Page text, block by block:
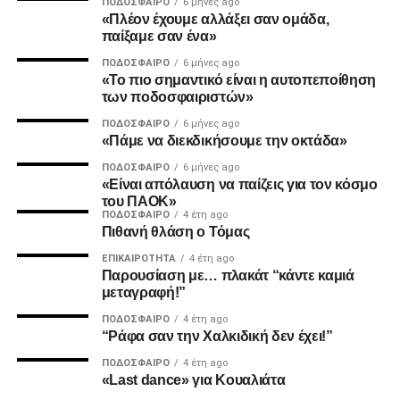
ADVERTISEMENT
2. Την πιο σίγουρη και την πιο γρήγορη λύση για την
πολύ να δωθεί στον λαό του ΠΑΟΚ.
Και από ότι φαίνεται, ούτε γρήγοροι, ούτε σίγουροι, ούτε
ανεξάρτητοι σταθήκατε.
Επιθυμία λοιπόν του κόσμου που σας στήριξε είναι να
δωθούν ΑΜΕΣΑ αποτελέσματα και λύσεις οι οποίες
υποστηρίζονται από συμπαγής απόψεις και όχι αβάσιμες
τεκμηριώσεις και κομφούζιο καθυστερήσεων για το τι
πραγματικά συμβαίνει με την κληρονομιά του συλλόγου
«Πλέον έχουμε αλλάξει σαν ομάδα,
παίξαμε σαν ένα»
ΠΟΔΌΣΦΑΙΡΟ 6 μήνες ago
«Το πιο σημαντικό είναι η αυτοπεποίθηση
των ποδοσφαιριστών»
ΠΟΔΌΣΦΑΙΡΟ 6 μήνες ago
«Πάμε να διεκδικήσουμε την οκτάδα»
ΠΟΔΌΣΦΑΙΡΟ 6 μήνες ago
«Είναι απόλαυση να παίζεις για τον κόσμο
του ΠΑΟΚ»
ΠΟΔΌΣΦΑΙΡΟ 4 έτη ago
Πιθανή θλάση ο Τόμας
ΕΠΙΚΑΙΡΌΤΗΤΑ 4 έτη ago
Παρουσίαση με… πλακάτ “κάντε καμιά
μεταγραφή!”
ΠΟΔΌΣΦΑΙΡΟ 4 έτη ago
“Ράφα σαν την Χαλκιδική δεν έχει!”
ΠΟΔΌΣΦΑΙΡΟ 4 έτη ago
«Last dance» για Κουαλιάτα